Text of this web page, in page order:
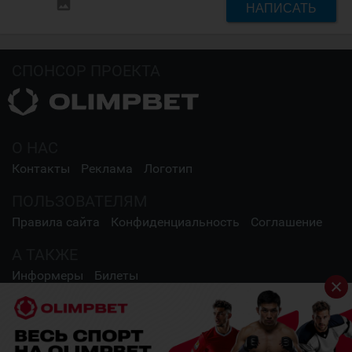
НАПИСАТЬ
Контакты Реклама Логотип
Правила сайта Конфиденциальность Соглашение
Информеры Билеты
СОЦИАЛЬНЫЕ СЕТИ